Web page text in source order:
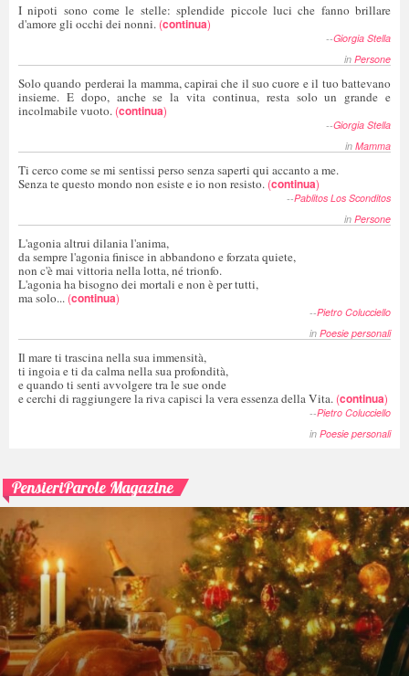
I nipoti sono come le stelle: splendide piccole luci che fanno brillare
d'amore gli occhi dei nonni. (continua)
--Giorgia Stella
in Persone
Solo quando perderai la mamma, capirai che il suo cuore e il tuo battevano
insieme. E dopo, anche se la vita continua, resta solo un grande e
incolmabile vuoto. (continua)
--Giorgia Stella
in Mamma
Ti cerco come se mi sentissi perso senza saperti qui accanto a me.
Senza te questo mondo non esiste e io non resisto. (continua)
--Pablitos Los Sconditos
in Persone
L'agonia altrui dilania l'anima,
da sempre l'agonia finisce in abbandono e forzata quiete,
non c'è mai vittoria nella lotta, né trionfo.
L'agonia ha bisogno dei mortali e non è per tutti,
ma solo... (continua)
--Pietro Colucciello
in Poesie personali
Il mare ti trascina nella sua immensità,
ti ingoia e ti da calma nella sua profondità,
e quando ti senti avvolgere tra le sue onde
e cerchi di raggiungere la riva capisci la vera essenza della Vita. (continua)
--Pietro Colucciello
in Poesie personali
PensieriParole Magazine